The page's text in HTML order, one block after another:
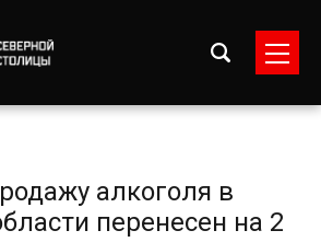
алкоголя в
перенесен на 2